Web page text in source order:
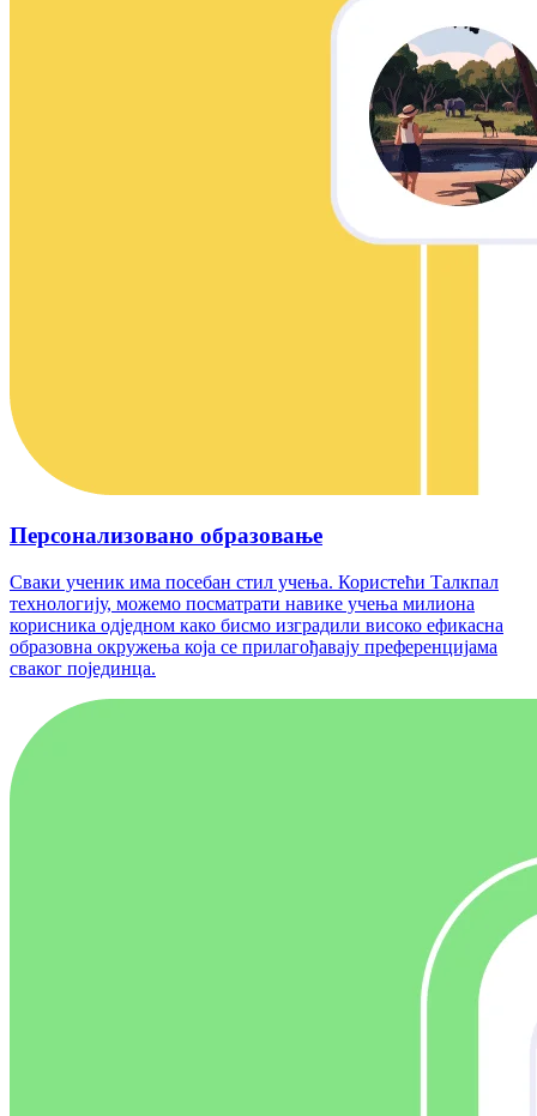
Персонализовано образовање
Сваки ученик има посебан стил учења. Користећи Талкпал
технологију, можемо посматрати навике учења милиона
корисника одједном како бисмо изградили високо ефикасна
образовна окружења која се прилагођавају преференцијама
сваког појединца.